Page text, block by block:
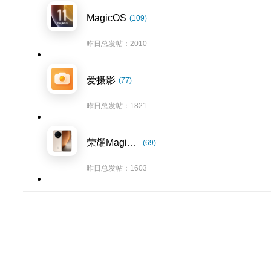
MagicOS (109)
昨日总发帖：2010
爱摄影 (77)
昨日总发帖：1821
荣耀Magic8系列 (69)
昨日总发帖：1603